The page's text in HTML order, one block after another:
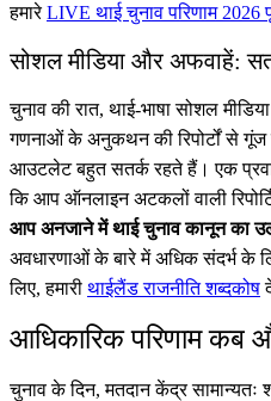
हमारेLIVE थाई चुनाव परिणाम 2026
सोशल मीडिया और अफवाहें:
चुनाव की रात, थाई-भाषा सोशल
गणनाओं के अनुकथन की रिपोर्टों से
आउटलेट बहुत सतर्क रहते हैं। एक
कि आप ऑनलाइन अटकलों वाली
आप अनजाने में थाई चुनाव कानून का
अवधारणाओं के बारे में अधिक संदर्भ के
लिए, हमारी थाईलैंड राजनीति शब्दकोष
आधिकारिक परिणाम कब
चुनाव के दिन, मतदान केंद्र सामान्यतः